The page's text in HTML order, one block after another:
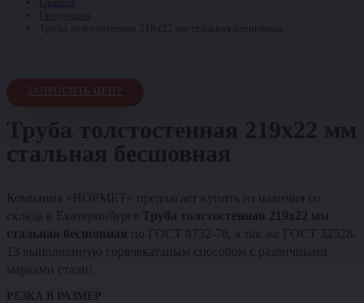
ЗАПРОСИТЬ ЦЕНУ
стальная бесшовная
Компания «НОРМЕТ» предлагает купить из наличия со
склада в Екатеринбурге Труба толстостенная 219х22 мм
стальная бесшовная
по ГОСТ 8732-78, а так же ГОСТ 32528-
13 выполненную горячекатаным способом с различными
марками стали!
РЕЗКА В РАЗМЕР